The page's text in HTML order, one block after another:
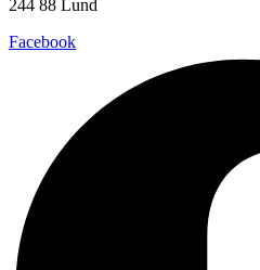
244 88 Lund
Facebook